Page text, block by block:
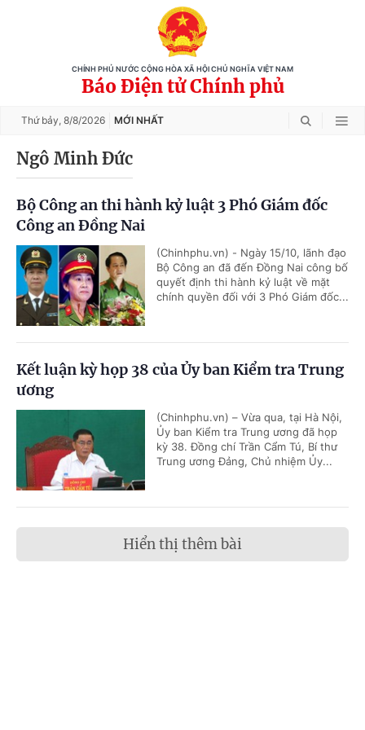
CHÍNH PHỦ NƯỚC CỘNG HÒA XÃ HỘI CHỦ NGHĨA VIỆT NAM
Báo Điện tử Chính phủ
Thứ bảy, 8/8/2026 MỚI NHẤT
Ngô Minh Đức
Bộ Công an thi hành kỷ luật 3 Phó Giám đốc
Công an Đồng Nai
(Chinhphu.vn) - Ngày 15/10, lãnh đạo
Bộ Công an đã đến Đồng Nai công bố
quyết định thi hành kỷ luật về mặt
chính quyền đối với 3 Phó Giám đốc...
Kết luận kỳ họp 38 của Ủy ban Kiểm tra Trung
ương
(Chinhphu.vn) – Vừa qua, tại Hà Nội,
Ủy ban Kiểm tra Trung ương đã họp
kỳ 38. Đồng chí Trần Cẩm Tú, Bí thư
Trung ương Đảng, Chủ nhiệm Ủy...
Hiển thị thêm bài